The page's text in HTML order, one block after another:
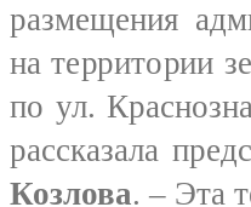
размещения
на территории
по ул.
рассказала
Козлова. – Эта